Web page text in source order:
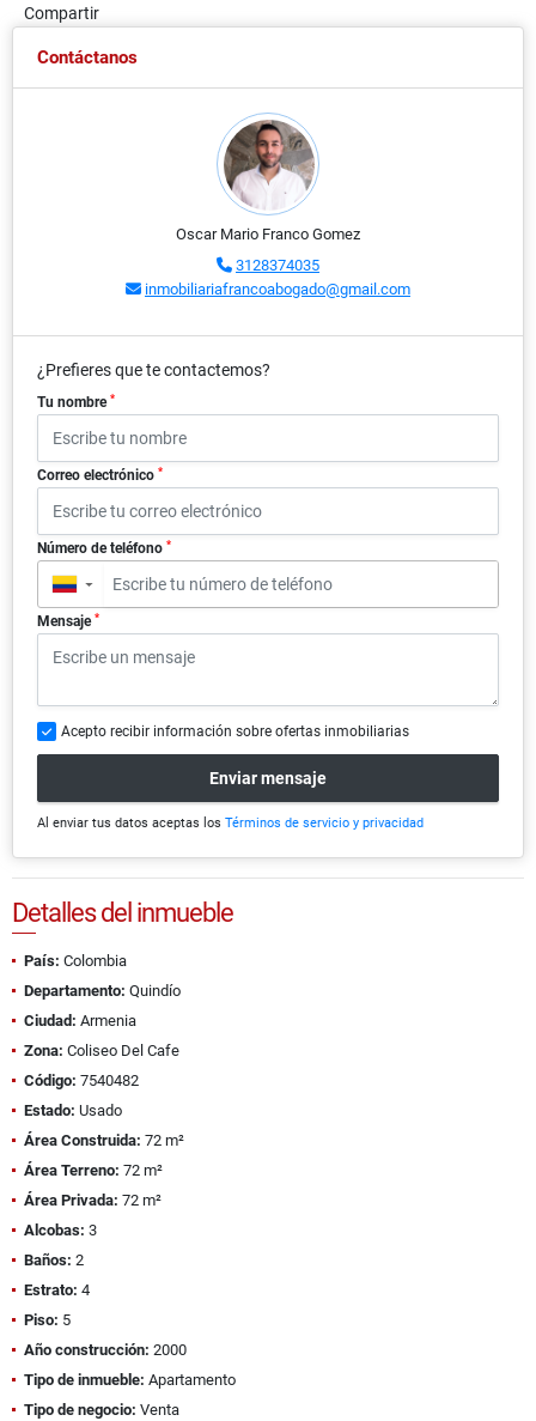
Compartir
Contáctanos
Oscar Mario Franco Gomez
3128374035
inmobiliariafrancoabogado@gmail.com
¿Prefieres que te contactemos?
Tu nombre *
Correo electrónico *
Número de teléfono *
▼
Mensaje *
Acepto recibir información sobre ofertas inmobiliarias
Enviar mensaje
Al enviar tus datos aceptas los Términos de servicio y privacidad
Detalles del inmueble
País: Colombia
Departamento: Quindío
Ciudad: Armenia
Zona: Coliseo Del Cafe
Código: 7540482
Estado: Usado
Área Construida: 72 m²
Área Terreno: 72 m²
Área Privada: 72 m²
Alcobas: 3
Baños: 2
Estrato: 4
Piso: 5
Año construcción: 2000
Tipo de inmueble: Apartamento
Tipo de negocio: Venta